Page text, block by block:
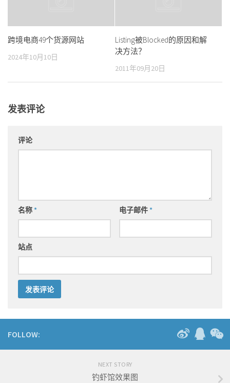
跨境电商49个货源网站
2024年10月10日
Listing被Blocked的原因和解
决方法？
2011年09月20日
发表评论
评论
名称* 电子邮件*
站点
FOLLOW:
NEXT STORY
钓虾馆效果图